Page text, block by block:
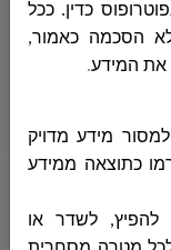
אפוטרופוס כדין. ככל
הסכמה כאמור,
את המידע.
מידע מדויק
כתוצאה ממידע
להפיץ, לשדר או